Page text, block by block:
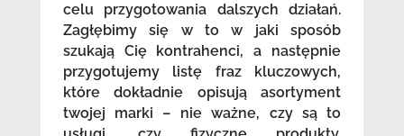
celu przygotowania dalszych działań.
Zagłębimy się w to w jaki sposób
szukają Cię kontrahenci, a następnie
przygotujemy listę fraz kluczowych,
które dokładnie opisują asortyment
twojej marki – nie ważne, czy są to